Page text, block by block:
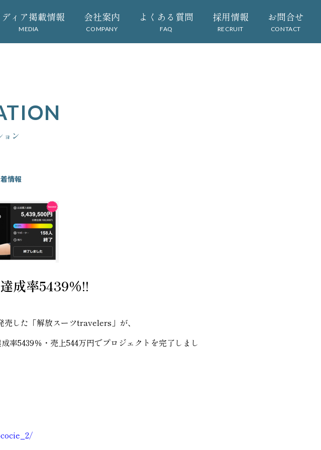
ィア掲載情報
MEDIA
会社案内
COMPANY
よくある質問
FAQ
採用情報
RECRUIT
お問合せ
CONTACT
ョン
情報
成率5439%!!
した「解放スーツtravelers」が、
5439％・売上544万円でプロジェクトを完了しまし